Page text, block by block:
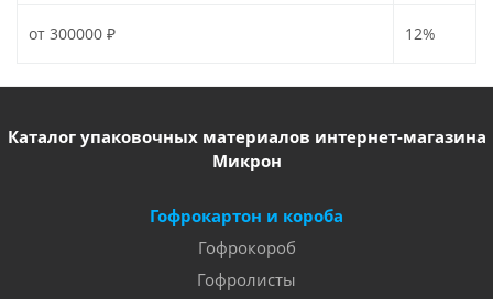
от 300000 ₽ 12%
Каталог упаковочных материалов интернет-магазина
Микрон
Гофрокартон и короба
Гофрокороб
Гофролисты